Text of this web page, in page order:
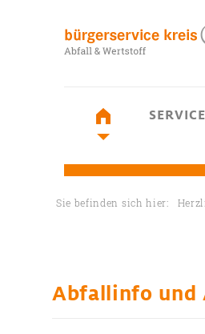
Sie befinden sich hier:
Abfallinfo und